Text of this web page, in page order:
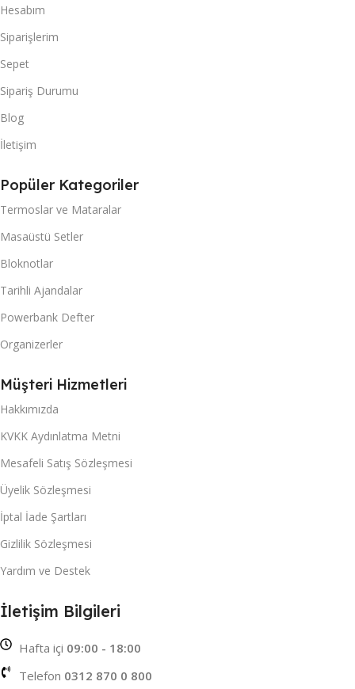
Hesabım
Siparişlerim
Sepet
Sipariş Durumu
Blog
İletişim
Popüler Kategoriler
Termoslar ve Mataralar
Masaüstü Setler
Bloknotlar
Tarihli Ajandalar
Powerbank Defter
Organizerler
Müşteri Hizmetleri
Hakkımızda
KVKK Aydınlatma Metni
Mesafeli Satış Sözleşmesi
Üyelik Sözleşmesi
İptal İade Şartları
Gizlilik Sözleşmesi
Yardım ve Destek
İletişim Bilgileri
Hafta içi 09:00 - 18:00
Telefon 0312 870 0 800